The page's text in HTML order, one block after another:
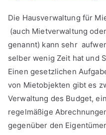
Die Hausverwaltung für
(auch Mietverwaltung
genannt) kann sehr
selber wenig Zeit hat und
Einen gesetzlichen
von Mietobjekten gibt es
Verwaltung des Budget,
regelmäßige
gegenüber den